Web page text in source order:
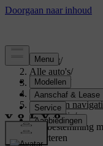
Support/
Alle auto's/
V60 2026
Rijhulp en
Navigatie/
Een bestemming
selecteren